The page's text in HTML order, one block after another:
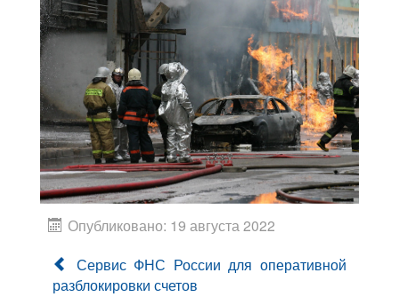
Опубликовано: 19 августа 2022
Сервис ФНС России для оперативной
разблокировки счетов